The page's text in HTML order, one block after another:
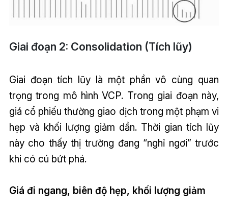
Giai đoạn 2: Consolidation (Tích lũy)
Giai đoạn tích lũy là một phần vô cùng quan
trọng trong mô hình VCP. Trong giai đoạn này,
giá cổ phiếu thường giao dịch trong một phạm vi
hẹp và khối lượng giảm dần. Thời gian tích lũy
này cho thấy thị trường đang “nghỉ ngơi” trước
khi có cú bứt phá.
Giá đi ngang, biên độ hẹp, khối lượng giảm